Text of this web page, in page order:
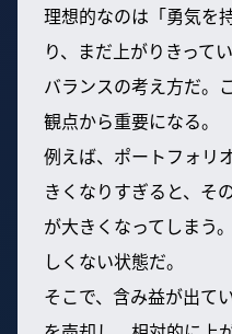
理想的なのは「勇気を
り、まだ上がりきって
バランスの考え方だ。
観点から重要になる。
例えば、ポートフォリ
きくなりすぎると、そ
が大きくなってしまう
しくない状態だ。
そこで、含み益が出て